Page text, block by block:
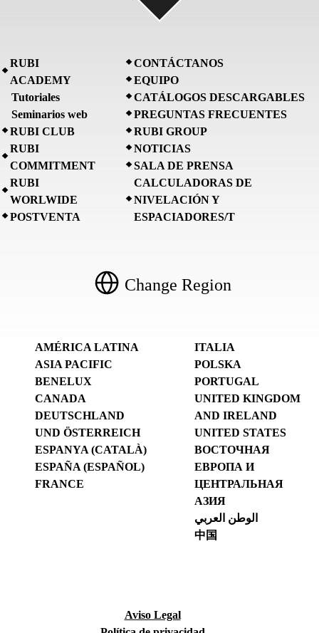
RUBI
ACADEMY
Tutoriales
Seminarios web
RUBI CLUB
RUBI
COMMITMENT
RUBI
WORLWIDE
POSTVENTA
CONTÁCTANOS
EQUIPO
CATÁLOGOS DESCARGABLES
PREGUNTAS FRECUENTES
RUBI GROUP
NOTICIAS
SALA DE PRENSA
CALCULADORAS DE
NIVELACIÓN Y
ESPACIADORES/T
Change Region
AMÉRICA LATINA
ASIA PACIFIC
BENELUX
CANADA
DEUTSCHLAND
UND ÖSTERREICH
ESPANYA (CATALÀ)
ESPAÑA (ESPAÑOL)
FRANCE
ITALIA
POLSKA
PORTUGAL
UNITED KINGDOM
AND IRELAND
UNITED STATES
ВОСТОЧНАЯ
ЕВРОПА И
ЦЕНТРАЛЬНАЯ
АЗИЯ
الوطن العربي
中国
Aviso Legal